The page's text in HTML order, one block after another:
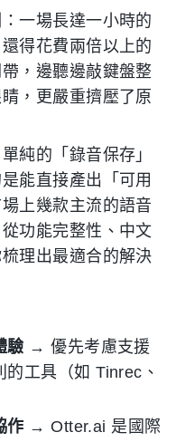
一場長達一小時的
得花費兩倍以上的
，邊聽邊敲鍵盤整
，更嚴重擠壓了原
純的「錄音保存」
能直接產出「可用
上幾款主流的語音
功能完整性、中文
理出最適合的解決
驗 → 優先考慮支援
工具（如 Tinrec、
作 → Otter.ai 是國際